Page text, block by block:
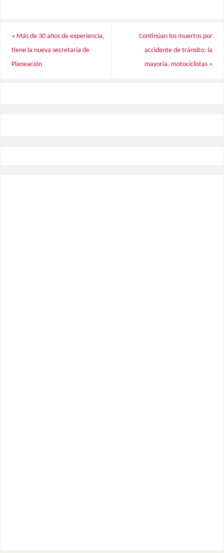
« Más de 30 años de experiencia,
tiene la nueva secretaria de
Planeación
Continúan los muertos por
accidente de tránsito: la
mayoría, motociclistas »